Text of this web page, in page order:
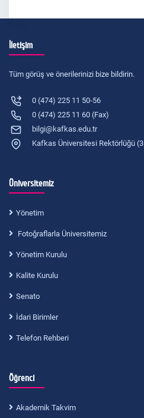
İletişim
Tüm görüş ve önerilerinizi bize bildirin.
0 (474) 225 11 50-56
0 (474) 225 11 60 (Fax)
bilgi@kafkas.edu.tr
Kafkas Üniversitesi Rektörlüğü
Üniversitemiz
Yönetim
Fotoğraflarla Üniversitemiz
Yönetim Kurulu
Kalite Kurulu
Senato
İdari Birimler
Telefon Rehberi
Öğrenci
Akademik Takvim